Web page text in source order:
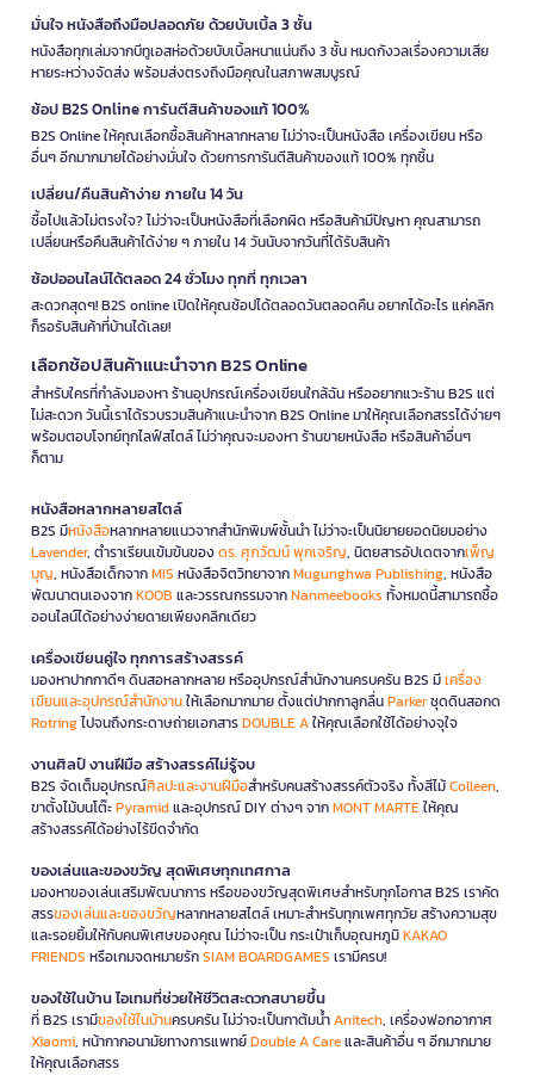
มั่นใจ หนังสือถึงมือปลอดภัย ด้วยบับเบิ้ล 3 ชั้น
หนังสือทุกเล่มจากบีทูเอสห่อด้วยบับเบิ้ลหนาแน่นถึง 3 ชั้น หมดกังวลเรื่องความเสีย
หายระหว่างจัดส่ง พร้อมส่งตรงถึงมือคุณในสภาพสมบูรณ์
ช้อป B2S Online การันตีสินค้าของแท้ 100%
B2S Online ให้คุณเลือกซื้อสินค้าหลากหลาย ไม่ว่าจะเป็นหนังสือ เครื่องเขียน หรือ
อื่นๆ อีกมากมายได้อย่างมั่นใจ ด้วยการการันตีสินค้าของแท้ 100% ทุกชิ้น
เปลี่ยน/คืนสินค้าง่าย ภายใน 14 วัน
ซื้อไปแล้วไม่ตรงใจ? ไม่ว่าจะเป็นหนังสือที่เลือกผิด หรือสินค้ามีปัญหา คุณสามารถ
เปลี่ยนหรือคืนสินค้าได้ง่าย ๆ ภายใน 14 วันนับจากวันที่ได้รับสินค้า
ช้อปออนไลน์ได้ตลอด 24 ชั่วโมง ทุกที่ ทุกเวลา
สะดวกสุดๆ! B2S online เปิดให้คุณช้อปได้ตลอดวันตลอดคืน อยากได้อะไร แค่คลิก
ก็รอรับสินค้าที่บ้านได้เลย!
เลือกช้อปสินค้าแนะนำจาก B2S Online
สำหรับใครที่กำลังมองหา ร้านอุปกรณ์เครื่องเขียนใกล้ฉัน หรืออยากแวะร้าน B2S แต่
ไม่สะดวก วันนี้เราได้รวบรวมสินค้าแนะนำจาก B2S Online มาให้คุณเลือกสรรได้ง่ายๆ
พร้อมตอบโจทย์ทุกไลฟ์สไตล์ ไม่ว่าคุณจะมองหา ร้านขายหนังสือ หรือสินค้าอื่นๆ
ก็ตาม
หนังสือหลากหลายสไตล์
B2S มีหนังสือหลากหลายแนวจากสำนักพิมพ์ชั้นนำ ไม่ว่าจะเป็นนิยายยอดนิยมอย่าง
Lavender, ตำราเรียนเข้มข้นของดร. ศุภวัฒน์ พุกเจริญ, นิตยสารอัปเดตจากเพ็ญ
บุญ, หนังสือเด็กจากMIS หนังสือจิตวิทยาจากMugunghwa Publishing, หนังสือ
พัฒนาตนเองจากKOOB และวรรณกรรมจากNanmeebooks ทั้งหมดนี้สามารถซื้อ
ออนไลน์ได้อย่างง่ายดายเพียงคลิกเดียว
เครื่องเขียนคู่ใจ ทุกการสร้างสรรค์
มองหาปากกาดีๆ ดินสอหลากหลาย หรืออุปกรณ์สำนักงานครบครัน B2S มีเครื่อง
เขียนและอุปกรณ์สำนักงานให้เลือกมากมาย ตั้งแต่ปากกาลูกลื่นParkerชุดดินสอกด
Rotringไปจนถึงกระดาษถ่ายเอกสารDOUBLE Aให้คุณเลือกใช้ได้อย่างจุใจ
งานศิลป์ งานฝีมือ สร้างสรรค์ไม่รู้จบ
B2S จัดเต็มอุปกรณ์ศิลปะและงานฝีมือสำหรับคนสร้างสรรค์ตัวจริง ทั้งสีไม้Colleen,
ขาตั้งไม้บนโต๊ะPyramidและอุปกรณ์ DIY ต่างๆ จากMONT MARTEให้คุณ
สร้างสรรค์ได้อย่างไร้ขีดจำกัด
ของเล่นและของขวัญ สุดพิเศษทุกเทศกาล
มองหาของเล่นเสริมพัฒนาการ หรือของขวัญสุดพิเศษสำหรับทุกโอกาส B2S เราคัด
สรรของเล่นและของขวัญหลากหลายสไตล์ เหมาะสำหรับทุกเพศทุกวัย สร้างความสุข
และรอยยิ้มให้กับคนพิเศษของคุณ ไม่ว่าจะเป็น กระเป๋าเก็บอุณหภูมิKAKAO
FRIENDS หรือเกมจดหมายรักSIAM BOARDGAMES เรามีครบ!
ของใช้ในบ้าน ไอเทมที่ช่วยให้ชีวิตสะดวกสบายขึ้น
ที่ B2S เรามีของใช้ในบ้านครบครัน ไม่ว่าจะเป็นกาต้มน้ำAnitech, เครื่องฟอกอากาศ
Xiaomi, หน้ากากอนามัยทางการแพทย์Double A Careและสินค้าอื่น ๆ อีกมากมาย
ให้คุณเลือกสรร